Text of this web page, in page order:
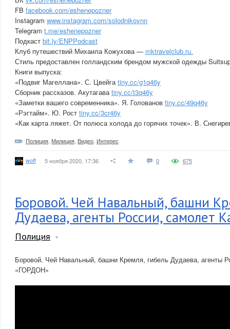
FB facebook.com/eshenepozner
Instagram www.instagram.com/solodnikovnn
Telegram t.me/eshenepozner
Подкаст bit.ly/ENPPodcast
Клуб путешествий Михаила Кожухова — mktravelclub.ru.
Стиль предоставлен голландским брендом мужской одежды
Книги выпуска:
«Подвиг Магеллана». С. Цвейгаtiny.cc/g1q46y
Сборник рассказов. Акутагаваtiny.cc/t3q46y
«Заметки вашего современника». Я. Голованов tiny.cc/49q46y
«Рэгтайм». Ю. Рост tiny.cc/3cr46y
«Как карта ляжет. От полюса холода до горячих точек». В.
Полиция Милиция Видео Интерес
woff 5 ноября 2020, 17:36 0 675
Боровой. Чей Навальный, башни
Дудаева, агенты России, самолет
Полиция
Боровой. Чей Навальный, башни Кремля, гибель Дудаева, агенты
«ГОРДОН»